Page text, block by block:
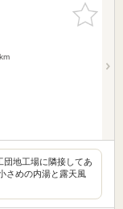
お気に入
りに追加
団地工場に隣接してあ
さめの内湯と露天風